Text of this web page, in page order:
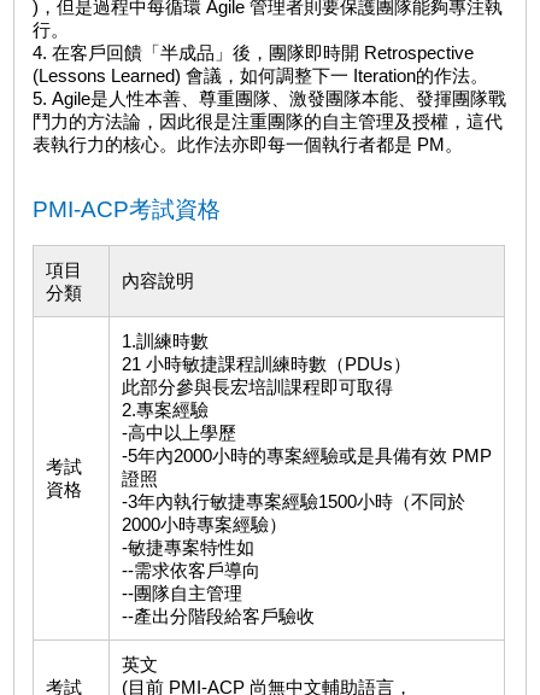
)，但是過程中每循環 Agile 管理者則要保護團隊能夠專注執
行。
4. 在客戶回饋「半成品」後，團隊即時開 Retrospective
(Lessons Learned) 會議，如何調整下一 Iteration的作法。
5. Agile是人性本善、尊重團隊、激發團隊本能、發揮團隊戰
鬥力的方法論，因此很是注重團隊的自主管理及授權，這代
表執行力的核心。此作法亦即每一個執行者都是 PM。
PMI-ACP考試資格
項目
分類
內容說明
考試
資格
1.訓練時數
21 小時敏捷課程訓練時數（PDUs）
此部分參與長宏培訓課程即可取得
2.專案經驗
-高中以上學歷
-5年內2000小時的專案經驗或是具備有效 PMP
證照
-3年內執行敏捷專案經驗1500小時（不同於
2000小時專案經驗）
-敏捷專案特性如
--需求依客戶導向
--團隊自主管理
--產出分階段給客戶驗收
考試
英文
(目前 PMI-ACP 尚無中文輔助語言，